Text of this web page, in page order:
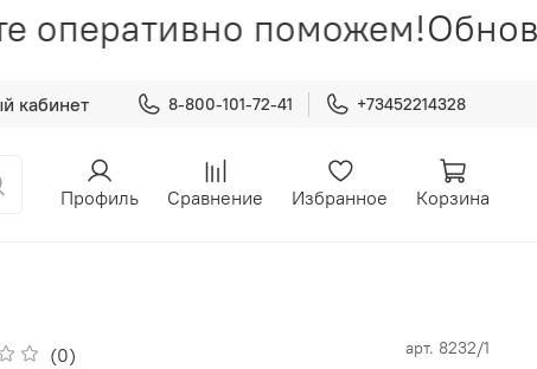
оперативно поможем!
кабинет 8-800-101-72-41 +73452214328
Профиль Сравнение Избранное Корзина
(0) арт. 8232/1